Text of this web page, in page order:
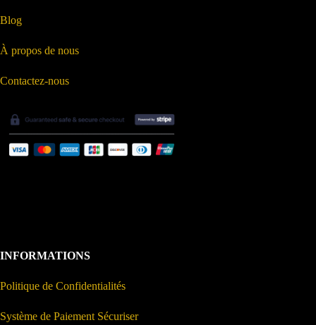
Blog
À propos de nous
Contactez-nous
INFORMATIONS
Politique de Confidentialités
Système de Paiement Sécuriser